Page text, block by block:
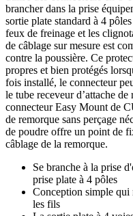
brancher dans la prise
sortie plate standard à 4
feux de freinage et les
de câblage sur mesure est
contre la poussière. Ce
propres et bien protégés
fois installé, le connecteur
le tube receveur d’attache
connecteur Easy Mount de
de remorque sans perçage
de poudre offre un point de
câblage de la remorque.
Se branche à la prise
prise plate à 4 pôles
Conception simple qui
les fils